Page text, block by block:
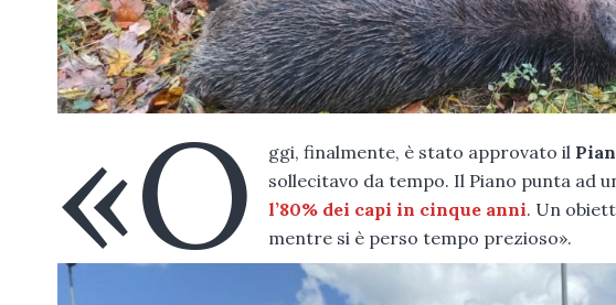
«O ggi, finalmente, è stato approvato il
sollecitavo da tempo. Il Piano punta ad
l’80% dei capi in cinque anni. Un
mentre si è perso tempo prezioso».